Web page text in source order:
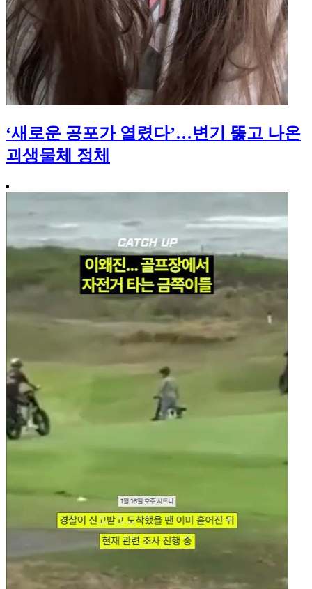
‘새로운 공포가 열렸다’…변기 뚫고 나온
괴생물체 정체